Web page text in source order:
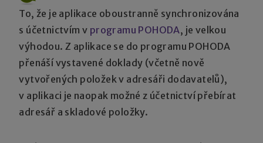
To, že je aplikace oboustranně synchronizována
s účetnictvím v programu POHODA, je velkou
výhodou. Z aplikace se do programu POHODA
přenáší vystavené doklady (včetně nově
vytvořených položek v adresáři dodavatelů),
v aplikaci je naopak možné z účetnictví přebírat
adresář a skladové položky.